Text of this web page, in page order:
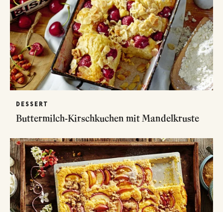
DESSERT
Buttermilch-Kirschkuchen mit Mandelkruste